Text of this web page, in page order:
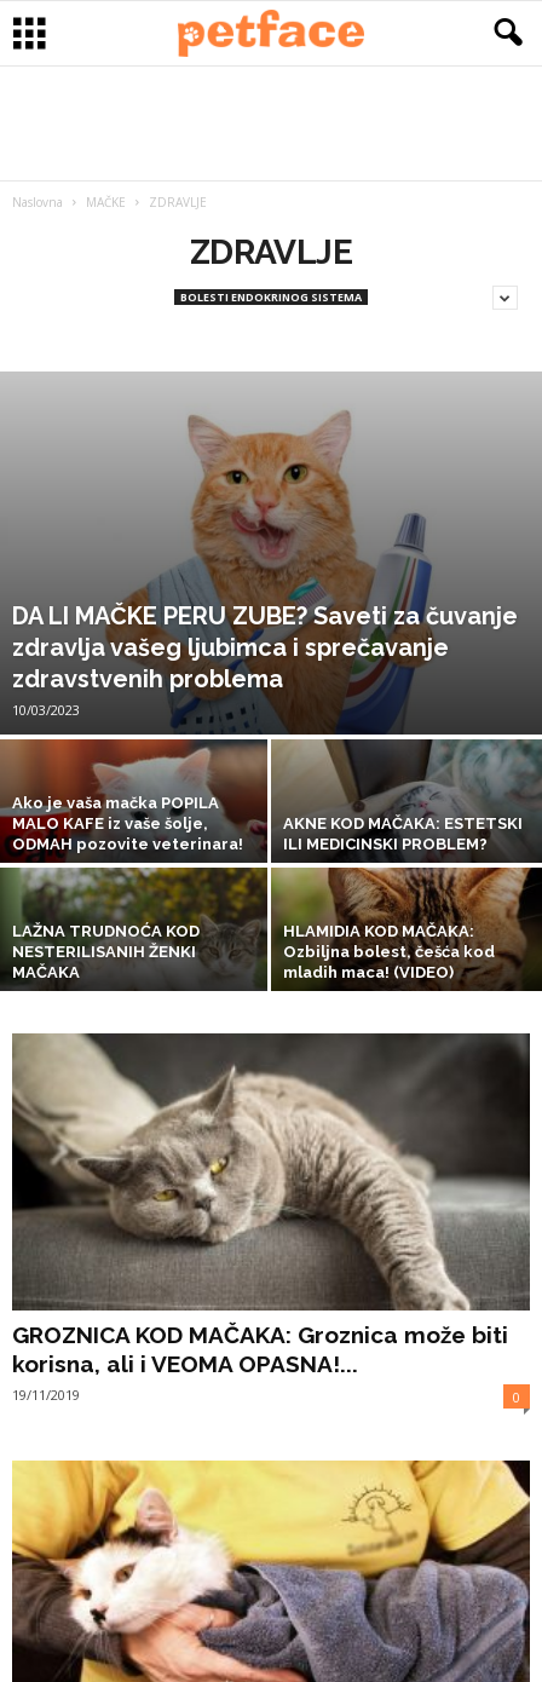
Naslovna MAČKE ZDRAVLJE
ZDRAVLJE
BOLESTI ENDOKRINOG SISTEMA
DA LI MAČKE PERU ZUBE? Saveti za čuvanje
zdravlja vašeg ljubimca i sprečavanje
zdravstvenih problema
10/03/2023
Ako je vaša mačka POPILA
MALO KAFE iz vaše šolje,
ODMAH pozovite veterinara!
AKNE KOD MAČAKA: ESTETSKI
ILI MEDICINSKI PROBLEM?
LAŽNA TRUDNOĆA KOD
NESTERILISANIH ŽENKI
MAČAKA
HLAMIDIA KOD MAČAKA:
Ozbiljna bolest, češća kod
mladih maca! (VIDEO)
GROZNICA KOD MAČAKA: Groznica može biti
korisna, ali i VEOMA OPASNA!...
19/11/2019 0